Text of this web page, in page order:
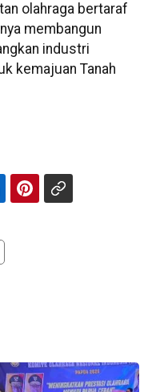
olahraga bertaraf
membangun
industri
kemajuan Tanah